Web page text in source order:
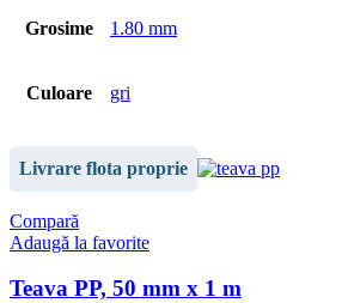
Grosime 1.80 mm
Culoare gri
Livrare flota proprie
Compară
Adaugă la favorite
Teava PP, 50 mm x 1 m